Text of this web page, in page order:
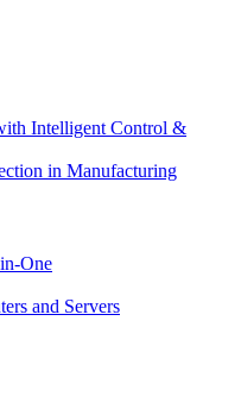
Intelligent Control &
in Manufacturing
One
and Servers